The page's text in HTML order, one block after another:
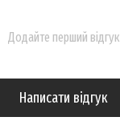
Додайте перший відгук
Написати відгук